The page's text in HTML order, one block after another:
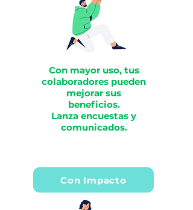
Con mayor uso, tus
colaboradores pueden
mejorar sus
beneficios.
Lanza encuestas y
comunicados.
Con Impacto